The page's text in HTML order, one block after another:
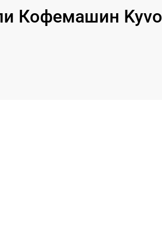
Кофемашин Kyvol